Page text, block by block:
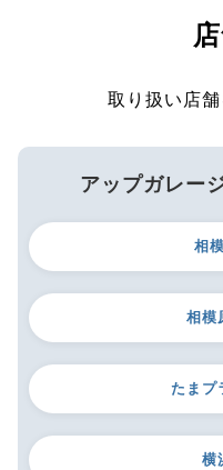
取り扱い店舗
アップガレー
相
相模
たまプ
横